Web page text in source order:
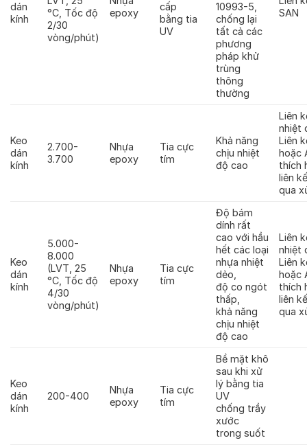
dán
kính
°C, Tốc độ
2/30
vòng/phút)
epoxy
cấp
bằng tia
UV
10993-5,
chống lại
tất cả các
phương
pháp khử
trùng
thông
thường
SAN
Keo
dán
kính
2.700-
3.700
Nhựa
epoxy
Tia cực
tím
Khả năng
chịu nhiệt
độ cao
Liên
nhiệt
Liên
hoặc
thích
liên
qua
Keo
dán
kính
5.000-
8.000
(LVT, 25
°C, Tốc độ
4/30
vòng/phút)
Nhựa
epoxy
Tia cực
tím
Độ bám
dính rất
cao với hầu
hết các loại
nhựa nhiệt
dẻo,
độ co ngót
thấp,
khả năng
chịu nhiệt
độ cao
Liên
nhiệt
Liên
hoặc
thích
liên
qua
Keo
dán
kính
200-400
Nhựa
epoxy
Tia cực
tím
Bề mặt khô
sau khi xử
lý bằng tia
UV
chống trầy
xước
trong suốt